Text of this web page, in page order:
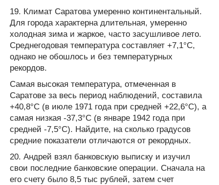
19. Климат Саратова умеренно континентальный.
Для города характерна длительная, умеренно
холодная зима и жаркое, часто засушливое лето.
Среднегодовая температура составляет +7,1°C,
однако не обошлось и без температурных
рекордов.
Самая высокая температура, отмеченная в
Саратове за весь период наблюдений, составила
+40,8°C (в июле 1971 года при средней +22,6°C), а
самая низкая -37,3°C (в январе 1942 года при
средней -7,5°C). Найдите, на сколько градусов
средние показатели отличаются от рекордных.
20. Андрей взял банковскую выписку и изучил
свои последние банковские операции. Сначала на
его счету было 8,5 тыс рублей, затем счет